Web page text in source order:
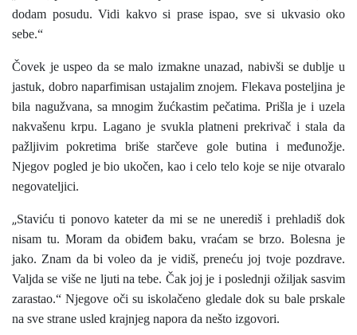
dodam posudu. Vidi kakvo si prase ispao, sve si ukvasio oko
sebe.“
Čovek je uspeo da se malo izmakne unazad, nabivši se dublje u
jastuk, dobro naparfimisan ustajalim znojem. Flekava posteljina je
bila nagužvana, sa mnogim žućkastim pečatima. Prišla je i uzela
nakvašenu krpu. Lagano je svukla platneni prekrivač i stala da
pažljivim pokretima briše starčeve gole butina i međunožje.
Njegov pogled je bio ukočen, kao i celo telo koje se nije otvaralo
negovateljici.
„Staviću ti ponovo kateter da mi se ne unerediš i prehladiš dok
nisam tu. Moram da obiđem baku, vraćam se brzo. Bolesna je
jako. Znam da bi voleo da je vidiš, preneću joj tvoje pozdrave.
Valjda se više ne ljuti na tebe. Čak joj je i poslednji ožiljak sasvim
zarastao.“ Njegove oči su iskolačeno gledale dok su bale prskale
na sve strane usled krajnjeg napora da nešto izgovori.